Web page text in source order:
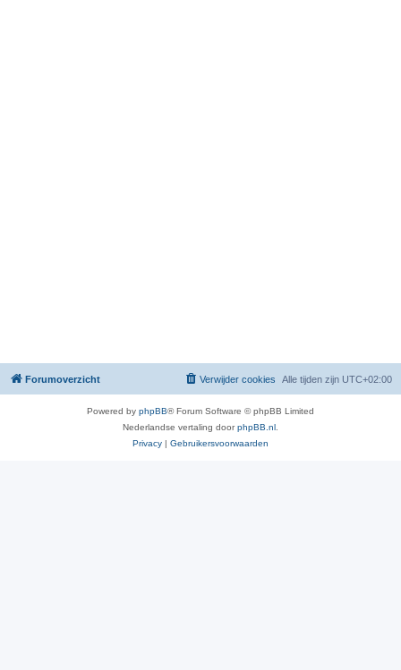
Forumoverzicht Alle tijden zijn UTC+02:00
Verwijder cookies
Powered by phpBB® Forum Software © phpBB Limited
Nederlandse vertaling doorphpBB.nl
Privacy | Gebruikersvoorwaarden